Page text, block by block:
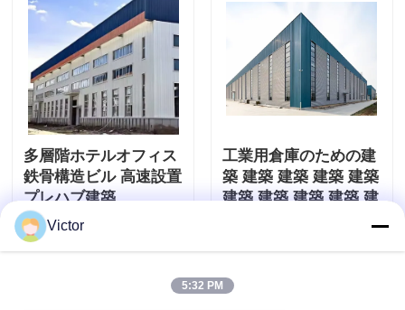
多層階ホテルオフィス
鉄骨構造ビル 高速設置
プレハブ建築
お問い合わせを送信
工業用倉庫のための建
築 建築 建築 建築 建築
建築 建築 建築 建築 建
建築 建築 建築 建築 建
Victor
5:32 PM